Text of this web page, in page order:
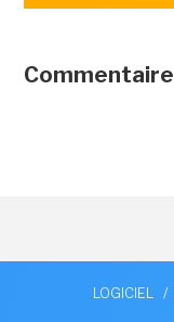
Commentaire
LOGICIEL /